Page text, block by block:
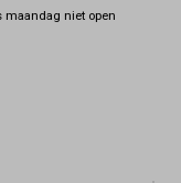
maandag niet open